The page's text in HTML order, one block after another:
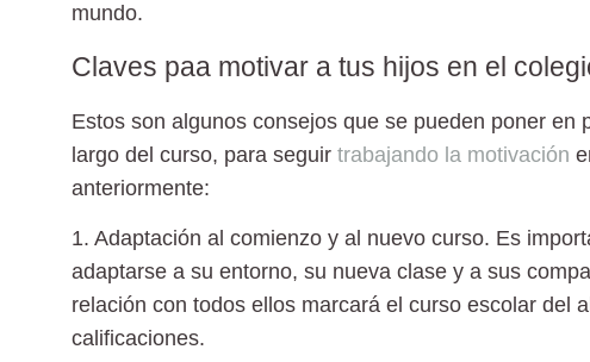
mundo.
Claves paa motivar a tus hijos en el
Estos son algunos consejos que se pueden poner en
largo del curso, para seguir trabajando la motivación
anteriormente:
1. Adaptación al comienzo y al nuevo curso. Es
adaptarse a su entorno, su nueva clase y a sus
relación con todos ellos marcará el curso escolar del
calificaciones.